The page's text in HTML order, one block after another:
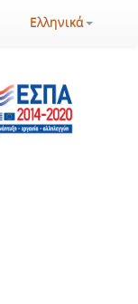
Ελληνικά